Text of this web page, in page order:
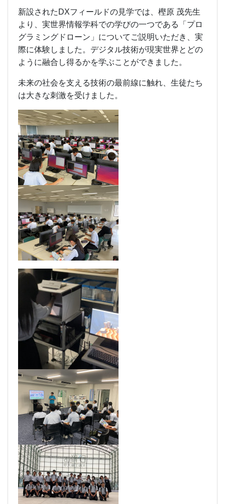
新設されたDXフィールドの見学では、樫原 茂先生
より、実世界情報学科での学びの一つである「プロ
グラミングドローン」についてご説明いただき、実
際に体験しました。デジタル技術が現実世界とどの
ように融合し得るかを学ぶことができました。
未来の社会を支える技術の最前線に触れ、生徒たち
は大きな刺激を受けました。